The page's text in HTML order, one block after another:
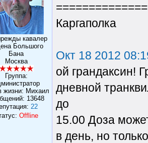
кавалер
Большого
Бана
Москва
Группа:
жизни: Михаил
13648
22
Offline
==============
Каргаполка
Окт 18 2012
ой грандаксин!
дневной
до
15.00 Доза
в день, но